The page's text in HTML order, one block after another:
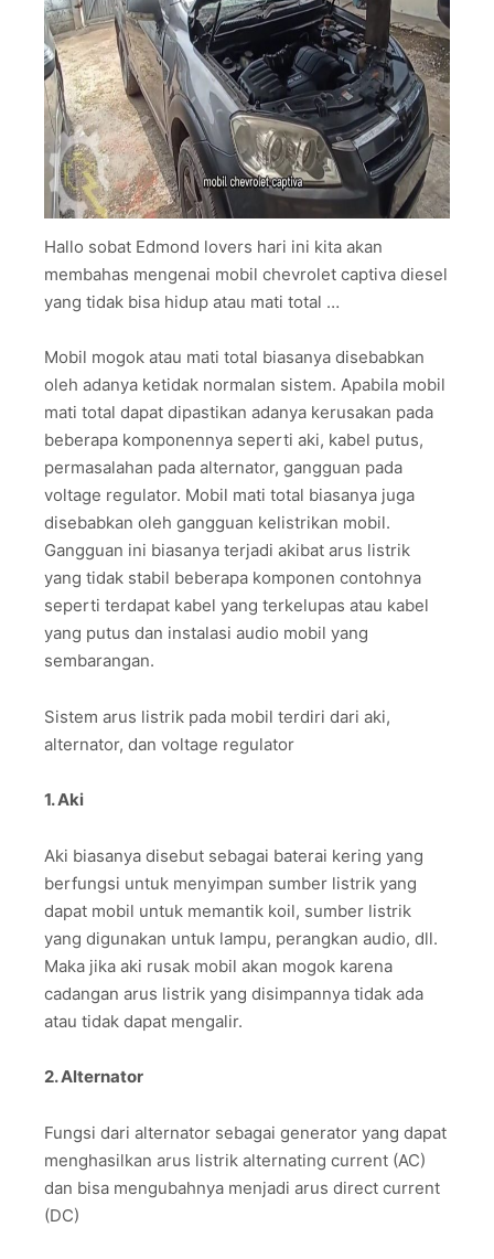
Hallo sobat Edmond lovers hari ini kita akan
membahas mengenai mobil chevrolet captiva diesel
yang tidak bisa hidup atau mati total …
Mobil mogok atau mati total biasanya disebabkan
oleh adanya ketidak normalan sistem. Apabila mobil
mati total dapat dipastikan adanya kerusakan pada
beberapa komponennya seperti aki, kabel putus,
permasalahan pada alternator, gangguan pada
voltage regulator. Mobil mati total biasanya juga
disebabkan oleh gangguan kelistrikan mobil.
Gangguan ini biasanya terjadi akibat arus listrik
yang tidak stabil beberapa komponen contohnya
seperti terdapat kabel yang terkelupas atau kabel
yang putus dan instalasi audio mobil yang
sembarangan.
Sistem arus listrik pada mobil terdiri dari aki,
alternator, dan voltage regulator
1. Aki
Aki biasanya disebut sebagai baterai kering yang
berfungsi untuk menyimpan sumber listrik yang
dapat mobil untuk memantik koil, sumber listrik
yang digunakan untuk lampu, perangkan audio, dll.
Maka jika aki rusak mobil akan mogok karena
cadangan arus listrik yang disimpannya tidak ada
atau tidak dapat mengalir.
2. Alternator
Fungsi dari alternator sebagai generator yang dapat
menghasilkan arus listrik alternating current (AC)
dan bisa mengubahnya menjadi arus direct current
(DC)